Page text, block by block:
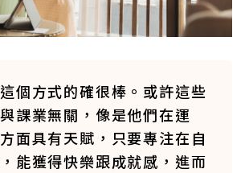
個方式的確很棒。或許這些
課業無關，像是他們在運
面具有天賦，只要專注在自
能獲得快樂跟成就感，進而